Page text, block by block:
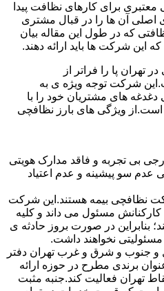
برای کارهای نظافت پیدا
آن ها را در قبال مشتری
که در طول این مقاله بیان
این شرکت ها باید ارائه دهند.
پا را فراتر از
شرکت توجه ویژه ی به
های مشتریان خود را با
است.از ویژگی های بارز نظافچی
بی تجربه و فاقد مدارک هویتی
عدم سو پیشینه و عدم اعتیاد
نظافچی بیمه هستند.این شرکت
مسئول می داند و کلیه
بنابراین در صورت بروز حادثه ی
نخواهند داشت.
جنوب و شرق و غرب تهران دفتر
برندی مطرح در حوزه ارائه
تهران فعالیت کند.جنبه مثبت